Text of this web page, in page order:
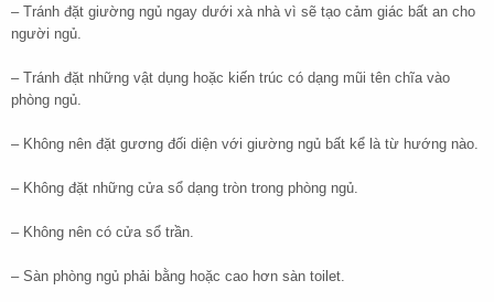
– Tránh đặt giường ngủ ngay dưới xà nhà vì sẽ tạo cảm giác bất an cho
người ngủ.
– Tránh đặt những vật dụng hoặc kiến trúc có dạng mũi tên chĩa vào
phòng ngủ.
– Không nên đặt gương đối diện với giường ngủ bất kể là từ hướng nào.
– Không đặt những cửa sổ dạng tròn trong phòng ngủ.
– Không nên có cửa sổ trần.
– Sàn phòng ngủ phải bằng hoặc cao hơn sàn toilet.